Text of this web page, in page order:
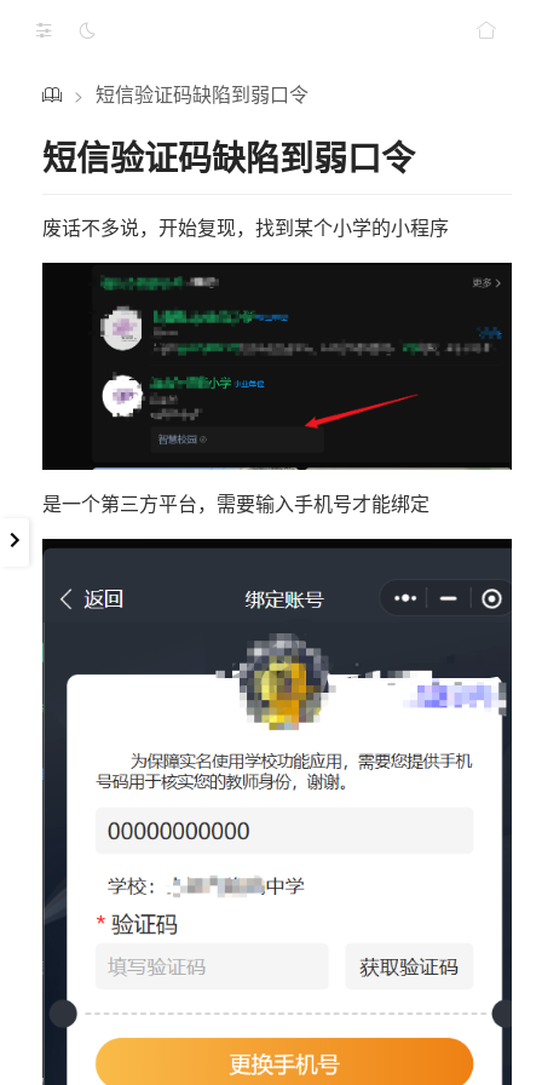
> 短信验证码缺陷到弱口令
短信验证码缺陷到弱口令
废话不多说，开始复现，找到某个小学的小程序
是一个第三方平台，需要输入手机号才能绑定